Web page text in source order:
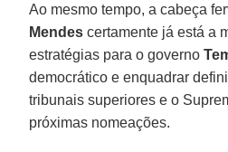
Ao mesmo tempo, a cabeça
Mendes certamente já está a
estratégias para o governo
democrático e enquadrar
tribunais superiores e o
próximas nomeações.